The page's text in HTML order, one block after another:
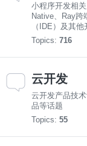
小程序开发相
Native、Ray跨
（IDE）及其
Topics: 716
云开发
云开发产品技
品等话题
Topics: 55